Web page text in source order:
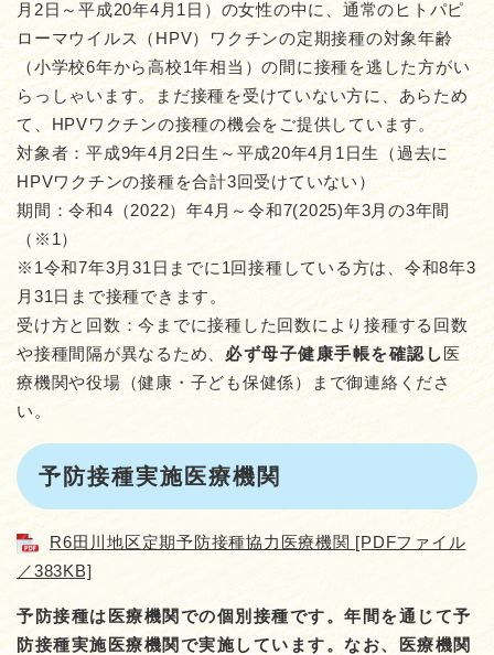
月2日～平成20年4月1日）の女性の中に、通常のヒトパピ
ローマウイルス（HPV）ワクチンの定期接種の対象年齢
（小学校6年から高校1年相当）の間に接種を逃した方がい
らっしゃいます。まだ接種を受けていない方に、あらため
て、HPVワクチンの接種の機会をご提供しています。
対象者：平成9年4月2日生～平成20年4月1日生（過去に
HPVワクチンの接種を合計3回受けていない）
期間：令和4（2022）年4月～令和7(2025)年3月の3年間
（※1）
※1令和7年3月31日までに1回接種している方は、令和8年3
月31日まで接種できます。
受け方と回数：今までに接種した回数により接種する回数
や接種間隔が異なるため、 必ず母子健康手帳を確認し医
療機関や役場（健康・子ども保健係）まで御連絡くださ
い。
予防接種実施医療機関
R6田川地区定期予防接種協力医療機関 [PDFファイル
／383KB]
予防接種は医療機関での個別接種です。年間を通じて予
防接種実施医療機関で実施しています。なお、医療機関